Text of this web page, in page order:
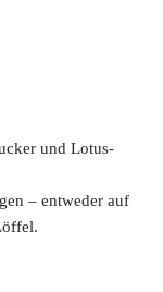
und Lotus-
– entweder auf